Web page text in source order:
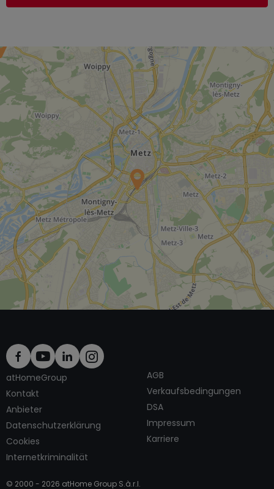
atHomeGroup
Kontakt
Anbieter
Datenschutzerklärung
Cookies
Internetkriminalität
AGB
Verkaufsbedingungen
DSA
Impressum
Karriere
© 2000 - 2026 atHome Group S.à.r.l.